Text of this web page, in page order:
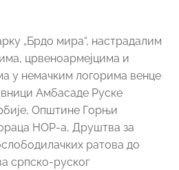
„Брдо мира“, настрадалим
црвеноармејцима и
у немачким логорима венце
Амбасаде Руске
Општине Горњи
НОР-а, Друштва за
ратова до
српско-руског